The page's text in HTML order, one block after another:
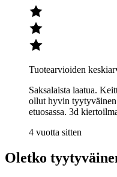
Tuotearvioiden
Saksalaista laatua.
ollut hyvin
etuosassa. 3d
4 vuotta sitten
Oletko